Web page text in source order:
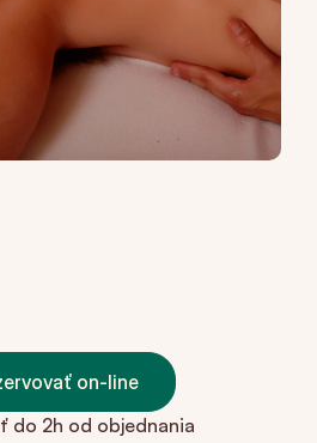
on-line
do 2h od objednania